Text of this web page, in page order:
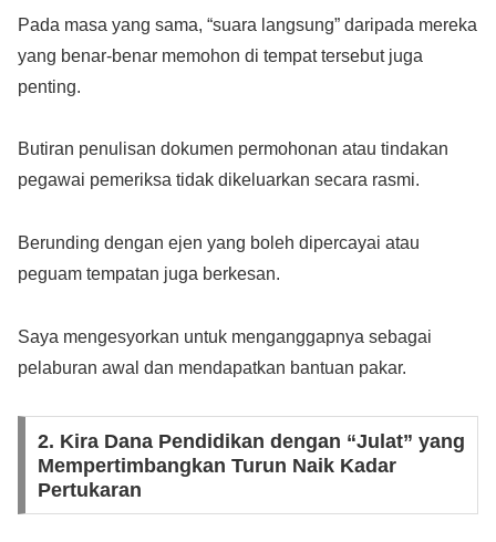
Pada masa yang sama, “suara langsung” daripada mereka
yang benar-benar memohon di tempat tersebut juga
penting.
Butiran penulisan dokumen permohonan atau tindakan
pegawai pemeriksa tidak dikeluarkan secara rasmi.
Berunding dengan ejen yang boleh dipercayai atau
peguam tempatan juga berkesan.
Saya mengesyorkan untuk menganggapnya sebagai
pelaburan awal dan mendapatkan bantuan pakar.
2. Kira Dana Pendidikan dengan “Julat” yang
Mempertimbangkan Turun Naik Kadar
Pertukaran